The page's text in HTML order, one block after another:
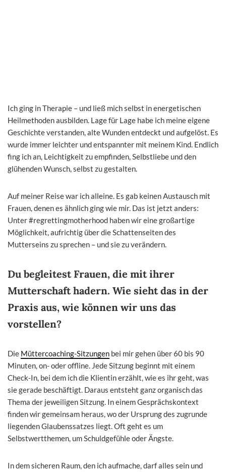
Ich ging in Therapie – und ließ mich selbst in energetischen
Heilmethoden ausbilden. Lage für Lage habe ich meine eigene
Geschichte verstanden, alte Wunden entdeckt und aufgelöst. Es
wurde immer leichter und entspannter mit meinem Kind. Endlich
fing ich an, Leichtigkeit zu empfinden, Selbstliebe und den
glühenden Wunsch, selbst zu gestalten.
Auf meiner Reise war ich alleine. Es gab keinen Austausch mit
Frauen, denen es ähnlich ging wie mir. Das ist jetzt anders:
Unter #regrettingmotherhood haben wir eine großartige
Möglichkeit, aufrichtig über die Schattenseiten des
Mutterseins zu sprechen – und sie zu verändern.
Du begleitest Frauen, die mit ihrer
Mutterschaft hadern. Wie sieht das in der
Praxis aus, wie können wir uns das
vorstellen?
Die Müttercoaching-Sitzungen bei mir gehen über 60 bis 90
Minuten, on- oder offline. Jede Sitzung beginnt mit einem
Check-In, bei dem ich die Klientin erzählt, wie es ihr geht, was
sie gerade beschäftigt. Daraus entsteht ganz organisch das
Thema der jeweiligen Sitzung. In einem Gesprächskontext
finden wir gemeinsam heraus, wo der Ursprung des zugrunde
liegenden Glaubenssatzes liegt. Oft geht es um
Selbstwertthemen, um Schuldgefühle oder Ängste.
In dem sicheren Raum, den ich aufmache, darf alles sein und